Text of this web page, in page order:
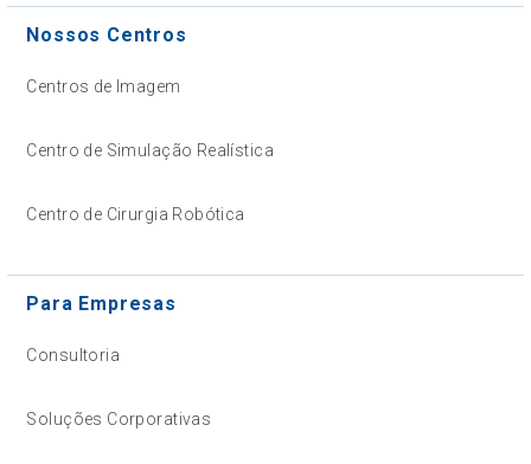
Nossos Centros
Centros de Imagem
Centro de Simulação Realística
Centro de Cirurgia Robótica
Para Empresas
Consultoria
Soluções Corporativas